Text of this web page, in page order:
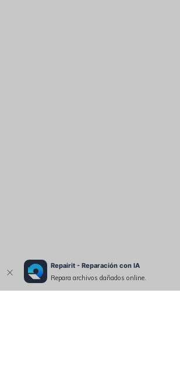
Repairit - Reparación con IA
Repara archivos dañados online.